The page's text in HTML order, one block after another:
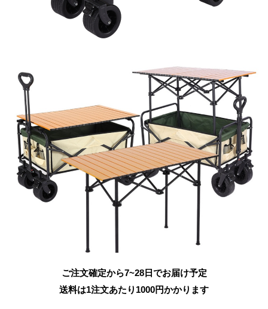
ご注文確定から7~28日でお届け予定
送料は1注文あたり 1000円かかります